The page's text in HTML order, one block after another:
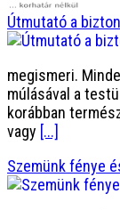
Útmutató a
megismeri.
múlásával a
korábban
vagy [...]
Szemünk fénye